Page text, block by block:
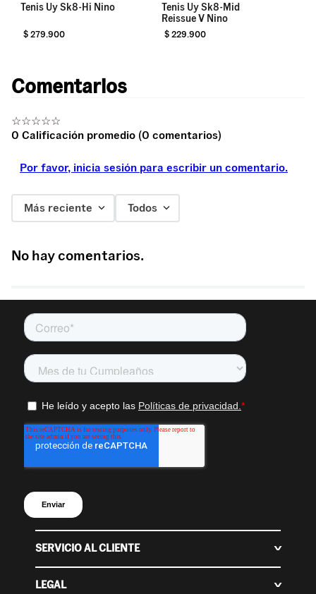
Tenis Uy Sk8-Hi Nino
$ 279.900
Tenis Uy Sk8-Mid
Reissue V Nino
$ 229.900
Comentarios
☆☆☆☆☆
0 Calificación promedio (0 comentarios)
Por favor, inicia sesión para escribir un comentario.
Más reciente Todos
No hay comentarios.
SERVICIO AL CLIENTE
Centro de ayuda
Contáctanos
LEGAL